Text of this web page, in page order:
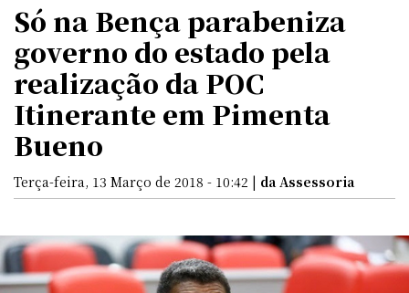
Só na Bença parabeniza
governo do estado pela
realização da POC
Itinerante em Pimenta
Bueno
Terça-feira, 13 Março de 2018 - 10:42 | da Assessoria